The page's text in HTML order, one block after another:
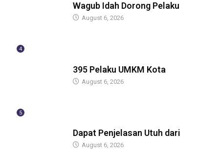
Wagub Idah Dorong Pelaku
August 6, 2026
4
395 Pelaku UMKM Kota
August 6, 2026
5
Dapat Penjelasan Utuh dari
August 6, 2026